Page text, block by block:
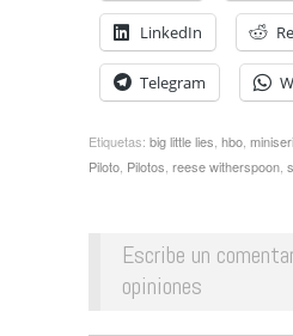
LinkedIn
Telegram
Etiquetas: big little lies hbo
Piloto Pilotos reese witherspoon
Escribe un
opiniones